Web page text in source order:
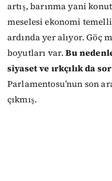
artış, barınma yani
meselesi ekonomi
ardında yer alıyor. Göç
boyutları var.Bu
siyaset ve ırkçılık da
Parlamentosu’nun son
çıkmış.